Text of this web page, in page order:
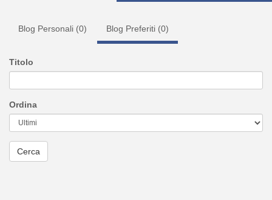
Blog Personali (0) Blog Preferiti (0)
Titolo
Ordina